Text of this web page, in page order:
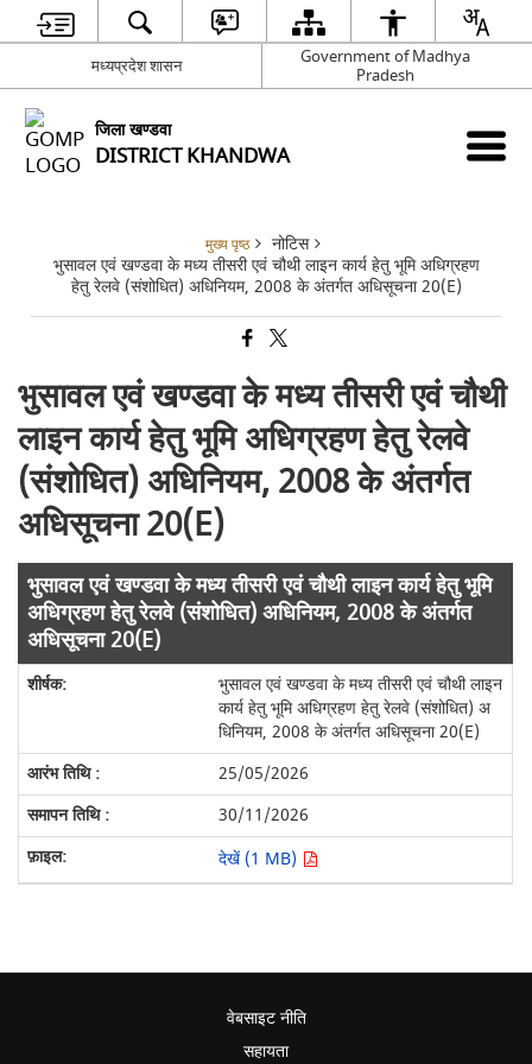
मध्‍यप्रदेश शासन
Government of Madhya
Pradesh
जिला खण्‍डवा
DISTRICT KHANDWA
मुख्य पृष्ठ
नोटिस
भुसावल एवं खण्डवा के मध्य तीसरी एवं चौथी लाइन कार्य हेतु भूमि अधिग्रहण
हेतु रेलवे (संशोधित) अधिनियम, 2008 के अंतर्गत अधिसूचना 20(E)
भुसावल एवं खण्डवा के मध्य तीसरी एवं चौथी
लाइन कार्य हेतु भूमि अधिग्रहण हेतु रेलवे
(संशोधित) अधिनियम, 2008 के अंतर्गत
अधिसूचना 20(E)
भुसावल एवं खण्डवा के मध्य तीसरी एवं चौथी लाइन कार्य हेतु भूमि
अधिग्रहण हेतु रेलवे (संशोधित) अधिनियम, 2008 के अंतर्गत
अधिसूचना 20(E)
भुसावल एवं खण्डवा के मध्य तीसरी एवं चौथी लाइन
कार्य हेतु भूमि अधिग्रहण हेतु रेलवे (संशोधित) अ
धिनियम, 2008 के अंतर्गत अधिसूचना 20(E)
25/05/2026
30/11/2026
देखें (1 MB)
वेबसाइट नीति
सहायता